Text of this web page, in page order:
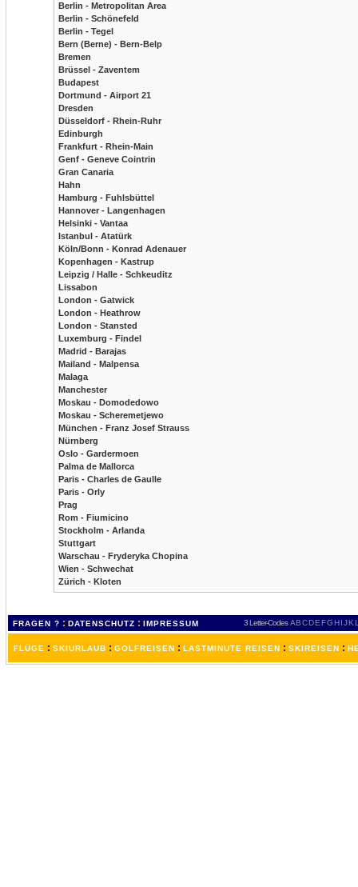
Berlin - Metropolitan Area
Berlin - Schönefeld
Berlin - Tegel
Bern (Berne) - Bern-Belp
Bremen
Brüssel - Zaventem
Budapest
Dortmund - Airport 21
Dresden
Düsseldorf - Rhein-Ruhr
Edinburgh
Frankfurt - Rhein-Main
Genf - Geneve Cointrin
Gran Canaria
Hahn
Hamburg - Fuhlsbüttel
Hannover - Langenhagen
Helsinki - Vantaa
Istanbul - Atatürk
Köln/Bonn - Konrad Adenauer
Kopenhagen - Kastrup
Leipzig / Halle - Schkeuditz
Lissabon
London - Gatwick
London - Heathrow
London - Stansted
Luxemburg - Findel
Madrid - Barajas
Mailand - Malpensa
Malaga
Manchester
Moskau - Domodedowo
Moskau - Scheremetjewo
München - Franz Josef Strauss
Nürnberg
Oslo - Gardermoen
Palma de Mallorca
Paris - Charles de Gaulle
Paris - Orly
Prag
Rom - Fiumicino
Stockholm - Arlanda
Stuttgart
Warschau - Fryderyka Chopina
Wien - Schwechat
Zürich - Kloten
FRAGEN ? : DATENSCHUTZ : IMPRESSUM 3 Letter-Codes ABCDEFGH IJKL
FLÜGE : SKIURLAUB : GOLFREISEN : LASTMINUTE REISEN : SKIREISEN :